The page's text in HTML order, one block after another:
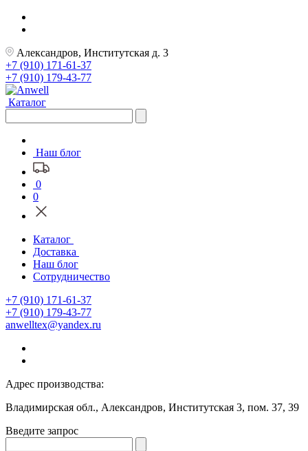
Александров, Институтская д. 3
+7 (910) 171-61-37
+7 (910) 179-43-77
Каталог
Наш блог
0
0
Каталог
Доставка
Наш блог
Сотрудничество
+7 (910) 171-61-37
+7 (910) 179-43-77
anwelltex@yandex.ru
Адрес производства:
Владимирская обл., Александров, Институтская 3, пом. 37, 39
Введите запрос